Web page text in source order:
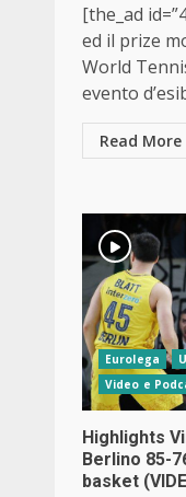
[the_ad
ed il prize
World
evento
Read More
Eurolega
Video e
Highlights
Berlino 85-
basket